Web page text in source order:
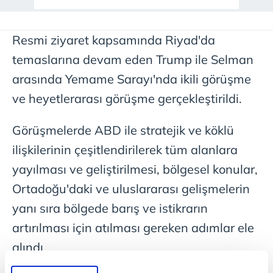
Resmi ziyaret kapsamında Riyad'da
temaslarına devam eden Trump ile Selman
arasında Yemame Sarayı'nda ikili görüşme
ve heyetlerarası görüşme gerçekleştirildi.
Görüşmelerde ABD ile stratejik ve köklü
ilişkilerinin çeşitlendirilerek tüm alanlara
yayılması ve geliştirilmesi, bölgesel konular,
Ortadoğu'daki ve uluslararası gelişmelerin
yanı sıra bölgede barış ve istikrarın
artırılması için atılması gereken adımlar ele
alındı.